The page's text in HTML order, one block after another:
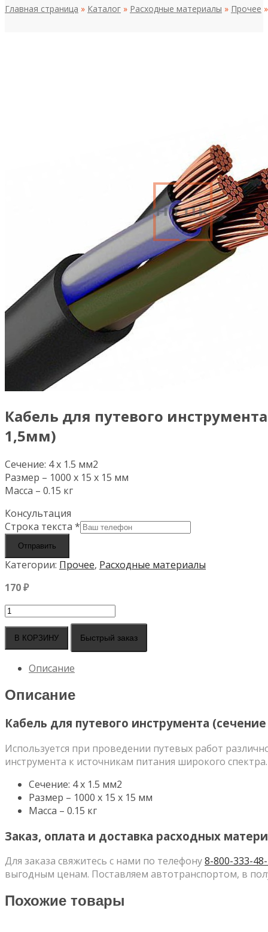
Главная страница » Каталог » Расходные материалы » Прочее
Кабель для путевого
1,5мм)
Сечение: 4 х 1.5 мм2
Размер – 1000 х 15 х 15 мм
Масса – 0.15 кг
Консультация
Строка текста *
Отправить
Категории: Прочее, Расходные материалы
170₽
Количество
Кабель
для
путевого
инструмента
(сечение
1,5мм)
В КОРЗИНУ Быстрый заказ
Описание
Описание
Кабель для путевого инструмента
Используется при проведении путевых работ
инструмента к источникам питания широкого спектра.
Сечение: 4 х 1.5 мм2
Размер – 1000 х 15 х 15 мм
Масса – 0.15 кг
Заказ, оплата и доставка расходных
Для заказа свяжитесь с нами по телефону8-800-333-
выгодным ценам. Поставляем автотранспортом, в
Похожие товары